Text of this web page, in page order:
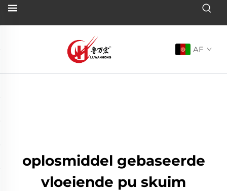
AF
oplosmiddel gebaseerde
vloeiende pu skuim